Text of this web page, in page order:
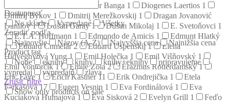
Dezider Banga 1 Diogenes Laertios 1
Dmitrij Bykov 1 Dmitrij Merežkovskij 1
Dragan Jovanović
Danilov1 Dušan Garay1 Dušan Mikolaj 1 E. Svetoňovci 1
E.T.A. Hoffmann 1 Edmondo de Amicis 1
Edmunt Hlatký
1
Eduard Chmelár2 Eduard Uspenskij1
Elena
Hidvéghyová Yung1 Emil Holečka 1 Emil Višňovský 1
Emil Vontorčík1 Émile Zola2 Erazmus Rotterdamský1
Eric Faye1 Erich Kästner11 Erik Ondrejička 1
Etela
Farkašová17 Eugen Vesnin 1 Eva Fordinálová 1
Eva
Kuciaková Humajová1 Eva Sisková 2 Evelyn Grill 1
Feďo
Dostupnosť
Na sklade
Vypredané
Všetky
Zoradiť podľa
Najnovšie
Názov (A-Z) Najvyššia cena
Najnižšia cena
Product tag
None
eknihy knihy knihy+eknihy
pripravujeme
vypredaj
vypredajň
zlava
Zrušiť filtre
Show only products on sale